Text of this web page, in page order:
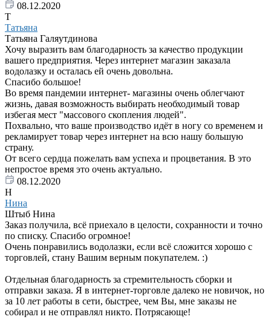
08.12.2020
Т
Татьяна
Татьяна Галяутдинова
Хочу выразить вам благодарность за качество продукции
вашего предприятия. Через интернет магазин заказала
водолазку и осталась ей очень довольна.
Спасибо большое!
Во время пандемии интернет- магазины очень облегчают
жизнь, давая возможность выбирать необходимый товар
избегая мест "массового скопления людей".
Похвально, что ваше производство идёт в ногу со временем и
рекламирует товар через интернет на всю нашу большую
страну.
От всего сердца пожелать вам успеха и процветания. В это
непростое время это очень актуально.
08.12.2020
Н
Нина
Штыб Нина
Заказ получила, всё приехало в целости, сохранности и точно
по списку. Спасибо огромное!
Очень понравились водолазки, если всё сложится хорошо с
торговлей, стану Вашим верным покупателем. :)
Отдельная благодарность за стремительность сборки и
отправки заказа. Я в интернет-торговле далеко не новичок, но
за 10 лет работы в сети, быстрее, чем Вы, мне заказы не
собирал и не отправлял никто. Потрясающе!